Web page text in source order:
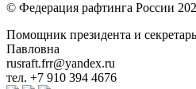
© Федерация рафтинга России
Помощник президента и
Павловна
rusraft.frr@yandex.ru
тел. +7 910 394 4676